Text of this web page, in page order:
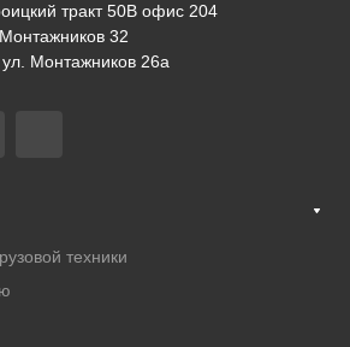
тракт 50В офис 204
32
ул. Монтажников 26а
техники